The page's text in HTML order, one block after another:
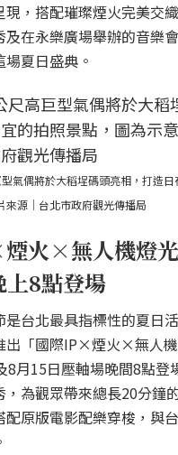
現，搭配璀璨煙火完美交
及在永樂廣場舉辦的音樂
夏日盛典。
氣偶將於大稻埕碼頭亮相，打造日
來源｜台北市政府觀光傳播局
火×無人機燈
8點登場
是台北最具指標性的夏日
出「國際IP×煙火×無人
8月15日壓軸場晚間8點登
，為觀眾帶來總長20分鐘
配原版電影配樂穿梭，與